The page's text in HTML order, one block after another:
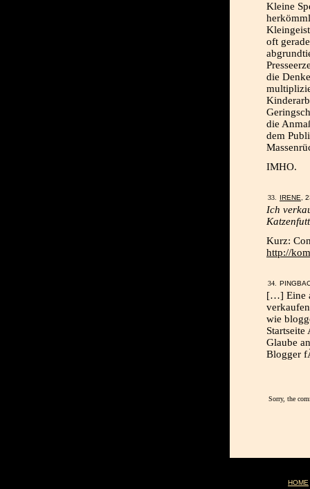
Kleine
oft
die
die
dem
IMHO.
IRENE,
Ich
Kurz:
http://
[…] Eine
wie
Glaube
Blogger
Sorry, the
HOME